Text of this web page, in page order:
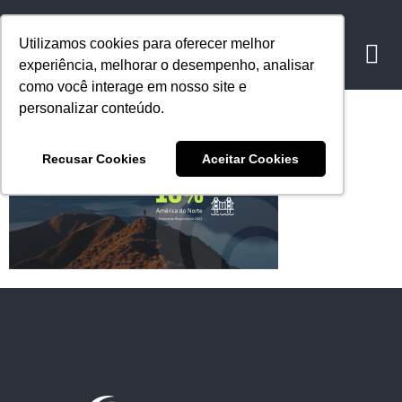
Utilizamos cookies para oferecer melhor
experiência, melhorar o desempenho, analisar
como você interage em nosso site e
personalizar conteúdo.
Recusar Cookies Aceitar Cookies
1Ativo 43